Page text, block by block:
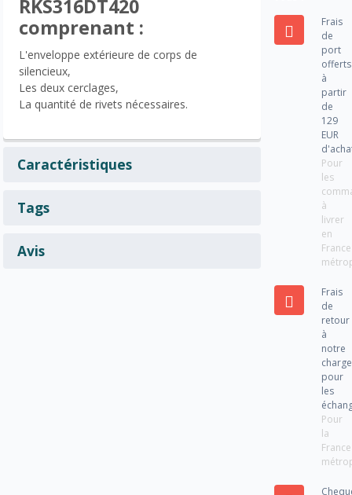
RKS316DT420
comprenant :
L'enveloppe extérieure de corps de
silencieux,
Les deux cerclages,
La quantité de rivets nécessaires.
Caractéristiques
Tags
Avis
Frais
de
port
offerts
à
partir
de
129
EUR
Pour
les
à
livrer
en
France
Frais
de
retour
à
notre
charge
pour
les
Pour
la
France